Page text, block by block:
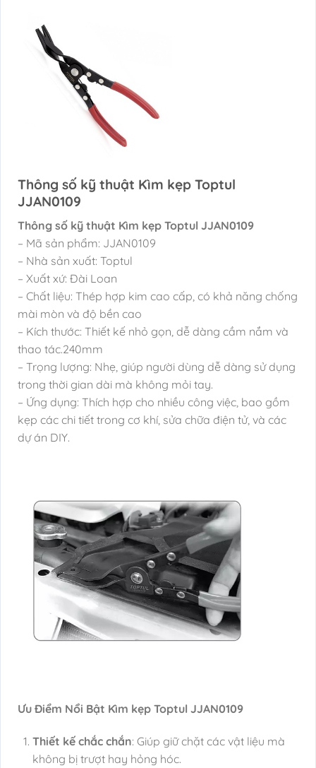
Thông số kỹ thuật Kìm kẹp Toptul
JJAN0109
Thông số kỹ thuật Kìm kẹp Toptul JJAN0109
– Mã sản phẩm: JJAN0109
– Nhà sản xuất: Toptul
– Xuất xứ: Đài Loan
– Chất liệu: Thép hợp kim cao cấp, có khả năng chống
mài mòn và độ bền cao
– Kích thước: Thiết kế nhỏ gọn, dễ dàng cầm nắm và
thao tác.240mm
– Trọng lượng: Nhẹ, giúp người dùng dễ dàng sử dụng
trong thời gian dài mà không mỏi tay.
– Ứng dụng: Thích hợp cho nhiều công việc, bao gồm
kẹp các chi tiết trong cơ khí, sửa chữa điện tử, và các
dự án DIY.
Ưu Điểm Nổi Bật Kìm kẹp Toptul JJAN0109
Thiết kế chắc chắn: Giúp giữ chặt các vật liệu mà
không bị trượt hay hỏng hóc.